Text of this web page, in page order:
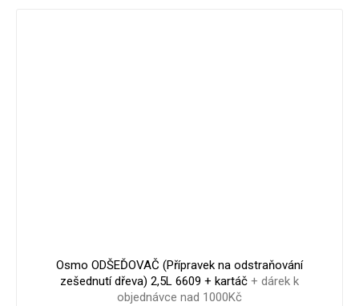
Osmo ODŠEĎOVAČ (Přípravek na odstraňování
zešednutí dřeva) 2,5L 6609 + kartáč + dárek k
objednávce nad 1000Kč